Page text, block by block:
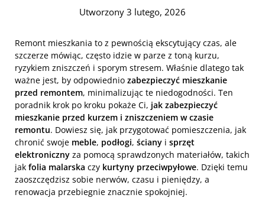
Utworzony 3 lutego, 2026
Remont mieszkania to z pewnością ekscytujący czas, ale
szczerze mówiąc, często idzie w parze z toną kurzu,
ryzykiem zniszczeń i sporym stresem. Właśnie dlatego tak
ważne jest, by odpowiednio zabezpieczyć mieszkanie
przed remontem, minimalizując te niedogodności. Ten
poradnik krok po kroku pokaże Ci, jak zabezpieczyć
mieszkanie przed kurzem i zniszczeniem w czasie
remontu. Dowiesz się, jak przygotować pomieszczenia, jak
chronić swoje meble, podłogi, ściany i sprzęt
elektroniczny za pomocą sprawdzonych materiałów, takich
jak folia malarska czy kurtyny przeciwpyłowe. Dzięki temu
zaoszczędzisz sobie nerwów, czasu i pieniędzy, a
renowacja przebiegnie znacznie spokojniej.